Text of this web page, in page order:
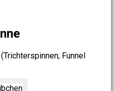
(Trichterspinnen; Funnel